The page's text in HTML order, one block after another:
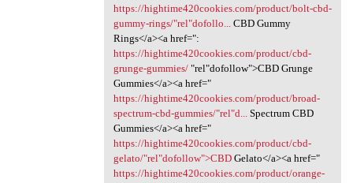
https://hightime420cookies.com/product/bolt-cbd-
gummy-rings/"rel"dofollo...
CBD Gummy
Rings</a><a href=":
https://hightime420cookies.com/product/cbd-
grunge-gummies/‎"rel"dofollow">CBD Grunge
Gummies</a><a href="
https://hightime420cookies.com/product/broad-
spectrum-cbd-gummies/"rel"d...
Spectrum CBD
Gummies</a><a href="
https://hightime420cookies.com/product/cbd-
gelato/"rel"dofollow">CBDGelato</a><a href="
https://hightime420cookies.com/product/orange-